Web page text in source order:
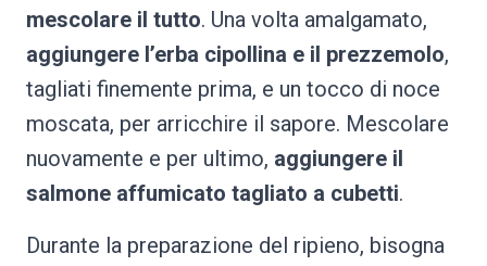
mescolare il tutto. Una volta amalgamato,
aggiungere l’erba cipollina e il prezzemolo,
tagliati finemente prima, e un tocco di noce
moscata, per arricchire il sapore. Mescolare
nuovamente e per ultimo, aggiungere il
salmone affumicato tagliato a cubetti.
Durante la preparazione del ripieno, bisogna